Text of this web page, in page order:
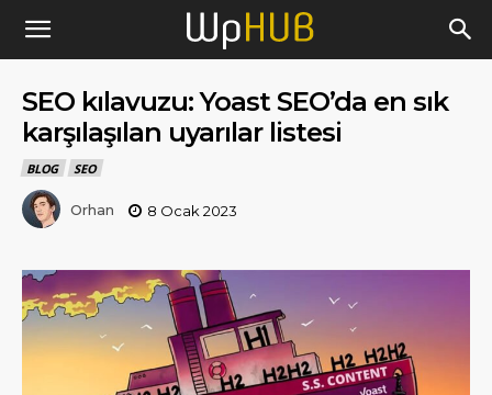
SEO kılavuzu: Yoast SEO’da en sık
karşılaşılan uyarılar listesi
BLOG SEO
Orhan 8 Ocak 2023